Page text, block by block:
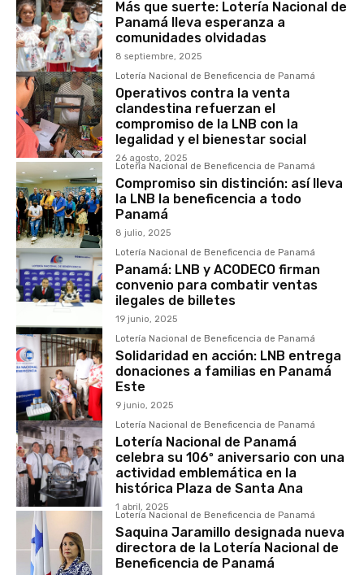
Más que suerte: Lotería Nacional de
Panamá lleva esperanza a
comunidades olvidadas
8 septiembre, 2025
Lotería Nacional de Beneficencia de Panamá
Operativos contra la venta
clandestina refuerzan el
compromiso de la LNB con la
legalidad y el bienestar social
26 agosto, 2025
Lotería Nacional de Beneficencia de Panamá
Compromiso sin distinción: así lleva
la LNB la beneficencia a todo
Panamá
8 julio, 2025
Lotería Nacional de Beneficencia de Panamá
Panamá: LNB y ACODECO firman
convenio para combatir ventas
ilegales de billetes
19 junio, 2025
Lotería Nacional de Beneficencia de Panamá
Solidaridad en acción: LNB entrega
donaciones a familias en Panamá
Este
9 junio, 2025
Lotería Nacional de Beneficencia de Panamá
Lotería Nacional de Panamá
celebra su 106º aniversario con una
actividad emblemática en la
histórica Plaza de Santa Ana
1 abril, 2025
Lotería Nacional de Beneficencia de Panamá
Saquina Jaramillo designada nueva
directora de la Lotería Nacional de
Beneficencia de Panamá